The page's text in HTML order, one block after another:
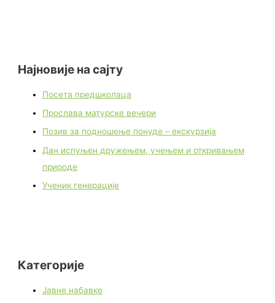
Најновије на сајту
Посета предшколаца
Прослава матурске вечери
Позив за подношење понуде – екскурзија
Дан испуњен дружењем, учењем и откривањем
природе
Ученик генерације
Категорије
Јавне набавке